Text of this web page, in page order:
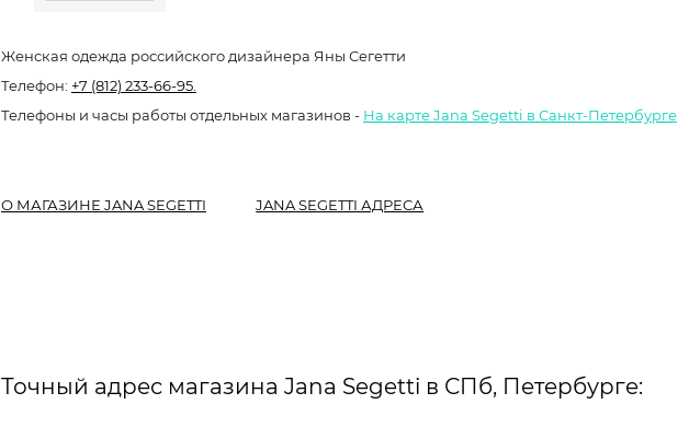
Женская одежда российского дизайнера Яны Сегетти
Телефон: +7 (812) 233-66-95.
Телефоны и часы работы отдельных магазинов - На карте Jana Segetti в Санкт-Петербурге
О МАГАЗИНЕ JANA SEGETTI JANA SEGETTI АДРЕСА
Точный адрес магазина Jana Segetti в СПб, Петербурге: